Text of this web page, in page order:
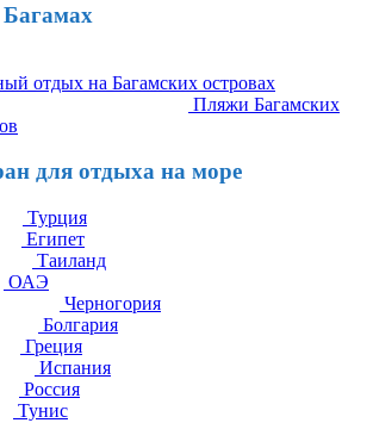
отдых на Багамских островах
Пляжи Багамских
для отдыха на море
Турция
Египет
Таиланд
ОАЭ
Черногория
Болгария
Греция
Испания
Россия
Тунис